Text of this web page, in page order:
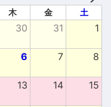
木 金 土
30 31 1
6 7 8
13 14 15